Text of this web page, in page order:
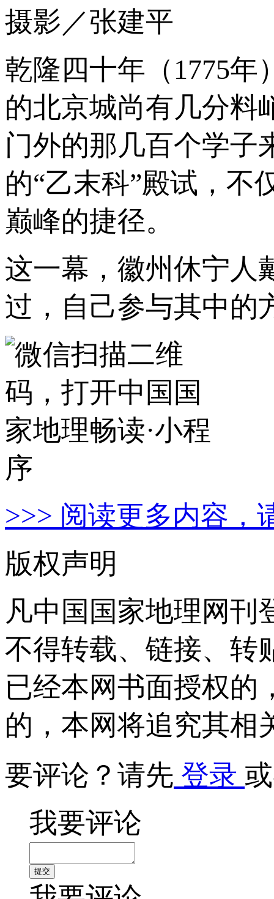
摄影／张建平
乾隆四十年（1775
的北京城尚有几分料
门外的那几百个学子
的“乙末科”殿试，不
巅峰的捷径。
这一幕，徽州休宁人
过，自己参与其中的
>>> 阅读更多内容，
版权声明
凡中国国家地理网刊
不得转载、链接、转
已经本网书面授权的
的，本网将追究其相
要评论？请先 登录
我要评论